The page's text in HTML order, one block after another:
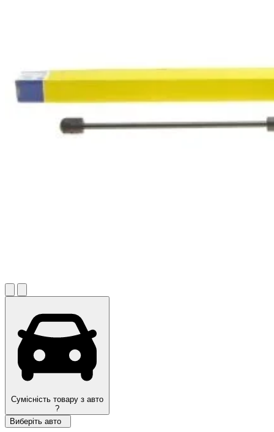
Сумісність товару з авто
?
Виберіть авто